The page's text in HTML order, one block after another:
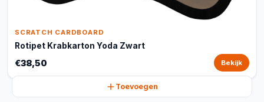
SCRATCH CARDBOARD
Rotipet Krabkarton Yoda Zwart
€38,50 Bekijk
Toevoegen